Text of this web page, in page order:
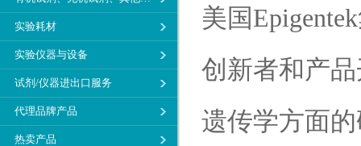
实验耗材
实验仪器与设备
试剂/仪器进出口服务
代理品牌产品
热卖产品
美国
创新者和产
遗传学方面